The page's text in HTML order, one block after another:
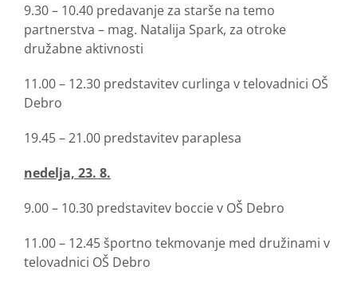
9.30 – 10.40 predavanje za starše na temo
partnerstva – mag. Natalija Spark, za otroke
družabne aktivnosti
11.00 – 12.30 predstavitev curlinga v telovadnici OŠ
Debro
19.45 – 21.00 predstavitev paraplesa
nedelja, 23. 8.
9.00 – 10.30 predstavitev boccie v OŠ Debro
11.00 – 12.45 športno tekmovanje med družinami v
telovadnici OŠ Debro